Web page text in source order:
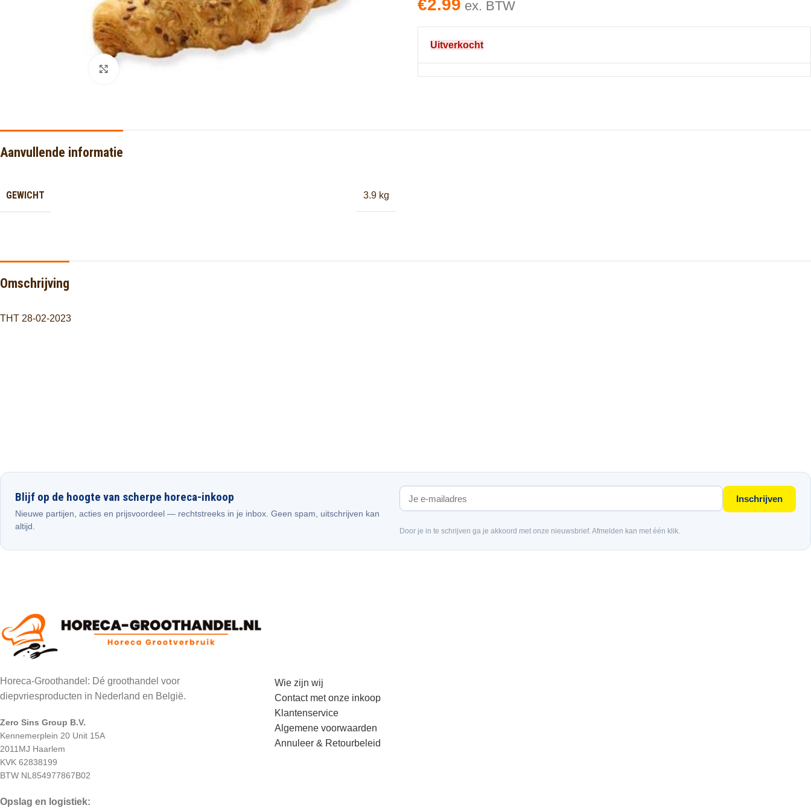
€2.99 ex. BTW
Uitverkocht
Aanvullende informatie
GEWICHT 3.9 kg
Omschrijving
THT 28-02-2023
Blijf op de hoogte van scherpe horeca-inkoop
Nieuwe partijen, acties en prijsvoordeel — rechtstreeks in je inbox. Geen spam, uitschrijven kan
altijd.
Inschrijven
Door je in te schrijven ga je akkoord met onze nieuwsbrief. Afmelden kan met één klik.
Horeca-Groothandel: Dé groothandel voor
diepvriesproducten in Nederland en België.
Zero Sins Group B.V.
Kennemerplein 20 Unit 15A
2011MJ Haarlem
KVK 62838199
BTW NL854977867B02
Opslag en logistiek:
Wie zijn wij
Contact met onze inkoop
Klantenservice
Algemene voorwaarden
Annuleer & Retourbeleid